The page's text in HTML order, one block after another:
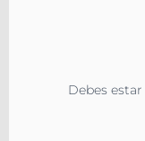
Debes estar